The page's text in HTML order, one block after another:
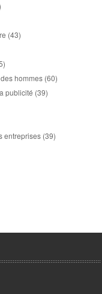
(43)
hommes (60)
publicité (39)
entreprises (39)